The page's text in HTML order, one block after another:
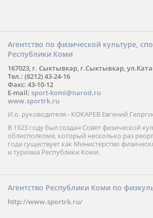
Агентство по физической культуре,
Республики Коми
167023, г. Сыктывкар, г.Сыктывкар,
Тел.: (8212) 43-24-16
Факс: 43-10-12
E-mail: sport-komi@narod.ru
www.sportrk.ru
И.о. руководителя - КОКАРЕВ Евгений
В 1923 году был создан Совет физической
облисполкоме, который несколько раз
года существует как Министерство
и туризма Республики Коми.
Агентство Республики Коми по
http://www.sportrk.ru/